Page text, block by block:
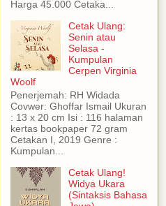
Harga 45.000 Cetaka...
Cetak Ulang:
Senin atau
Selasa -
Kumpulan
Cerpen Virginia
Woolf
Penerjemah: RH Widada
Covwer: Ghoffar Ismail Ukuran
: 13 x 20 cm Isi : 116 halaman
kertas bookpaper 72 gram
Cetakan I, 2019 Genre :
Kumpulan...
Cetak Ulang!
Widya Ukara
(Sintaksis Bahasa